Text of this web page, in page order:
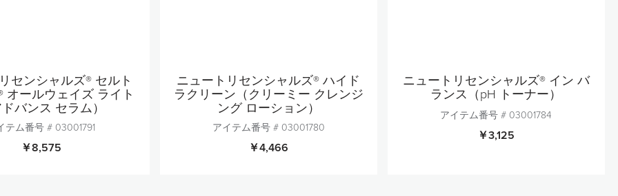
センシャルズ® セルト
オールウェイズ ライト
ドバンス セラム）
テム番号 # 03001791
￥8,575
ニュートリセンシャルズ® ハイド
ラクリーン（クリーミー クレンジ
ング ローション）
アイテム番号 # 03001780
￥4,466
ニュートリセンシャルズ® イン バ
ランス（pH トーナー）
アイテム番号 # 03001784
￥3,125